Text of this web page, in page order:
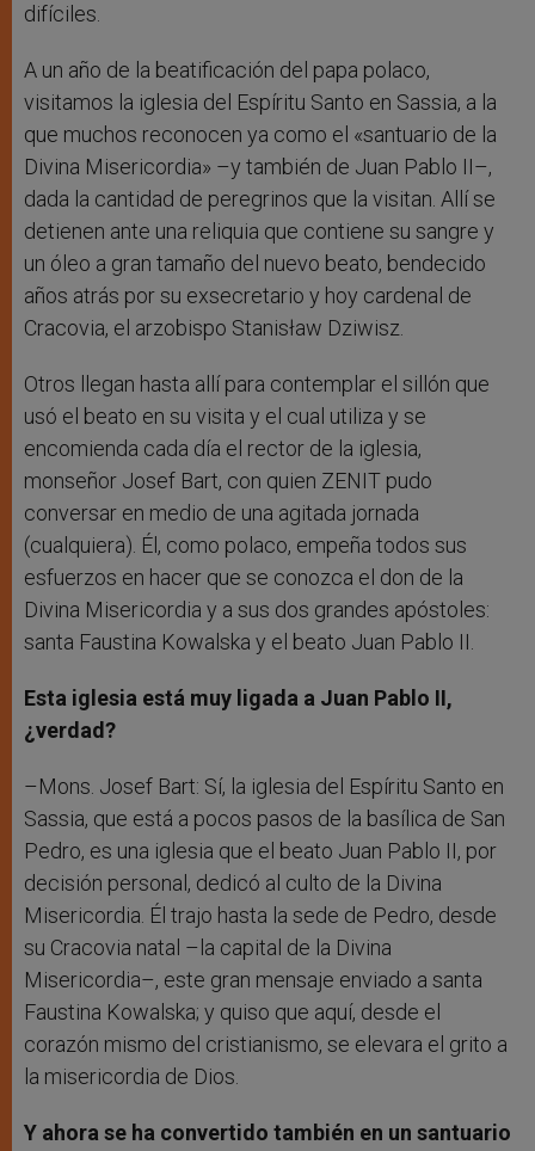
difíciles.
A un año de la beatificación del papa polaco,
visitamos la iglesia del Espíritu Santo en Sassia, a la
que muchos reconocen ya como el «santuario de la
Divina Misericordia» –y también de Juan Pablo II–,
dada la cantidad de peregrinos que la visitan. Allí se
detienen ante una reliquia que contiene su sangre y
un óleo a gran tamaño del nuevo beato, bendecido
años atrás por su exsecretario y hoy cardenal de
Cracovia, el arzobispo Stanisław Dziwisz.
Otros llegan hasta allí para contemplar el sillón que
usó el beato en su visita y el cual utiliza y se
encomienda cada día el rector de la iglesia,
monseñor Josef Bart, con quien ZENIT pudo
conversar en medio de una agitada jornada
(cualquiera). Él, como polaco, empeña todos sus
esfuerzos en hacer que se conozca el don de la
Divina Misericordia y a sus dos grandes apóstoles:
santa Faustina Kowalska y el beato Juan Pablo II.
Esta iglesia está muy ligada a Juan Pablo II,
¿verdad?
–Mons. Josef Bart: Sí, la iglesia del Espíritu Santo en
Sassia, que está a pocos pasos de la basílica de San
Pedro, es una iglesia que el beato Juan Pablo II, por
decisión personal, dedicó al culto de la Divina
Misericordia. Él trajo hasta la sede de Pedro, desde
su Cracovia natal –la capital de la Divina
Misericordia–, este gran mensaje enviado a santa
Faustina Kowalska; y quiso que aquí, desde el
corazón mismo del cristianismo, se elevara el grito a
la misericordia de Dios.
Y ahora se ha convertido también en un santuario